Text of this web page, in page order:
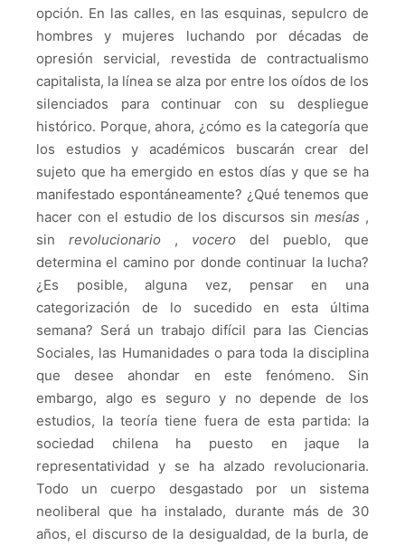
opción. En las calles, en las esquinas, sepulcro de
hombres y mujeres luchando por décadas de
opresión servicial, revestida de contractualismo
capitalista, la línea se alza por entre los oídos de los
silenciados para continuar con su despliegue
histórico. Porque, ahora, ¿cómo es la categoría que
los estudios y académicos buscarán crear del
sujeto que ha emergido en estos días y que se ha
manifestado espontáneamente? ¿Qué tenemos que
hacer con el estudio de los discursos sinmesías ,
sin revolucionario , vocero del pueblo, que
determina el camino por donde continuar la lucha?
¿Es posible, alguna vez, pensar en una
categorización de lo sucedido en esta última
semana? Será un trabajo difícil para las Ciencias
Sociales, las Humanidades o para toda la disciplina
que desee ahondar en este fenómeno. Sin
embargo, algo es seguro y no depende de los
estudios, la teoría tiene fuera de esta partida: la
sociedad chilena ha puesto en jaque la
representatividad y se ha alzado revolucionaria.
Todo un cuerpo desgastado por un sistema
neoliberal que ha instalado, durante más de 30
años, el discurso de la desigualdad, de la burla, de